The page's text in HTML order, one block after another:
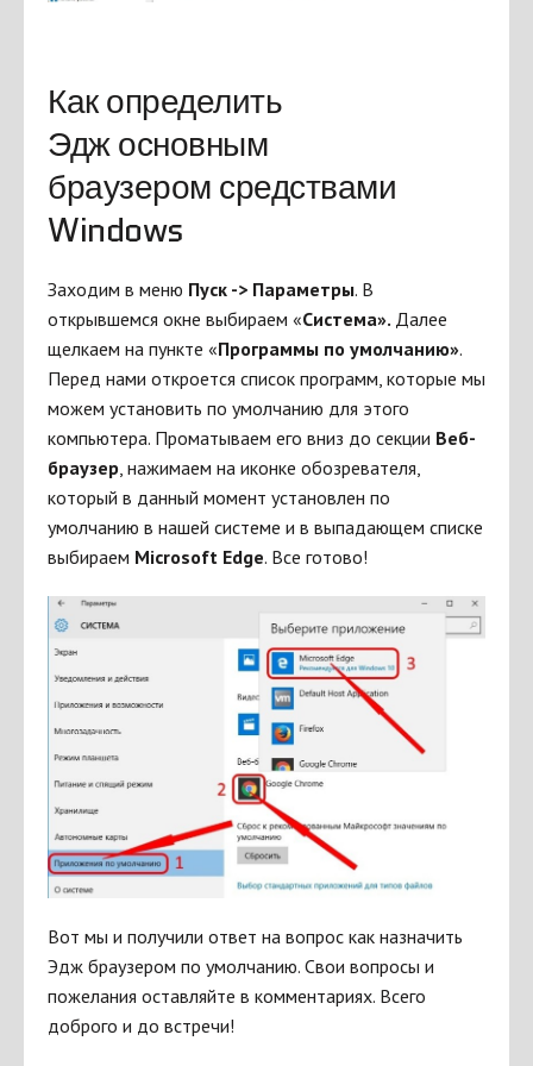
Как определить
Эдж основным
браузером средствами
Windows
Заходим в меню Пуск -> Параметры. В
открывшемся окне выбираем «Система». Далее
щелкаем на пункте «Программы по умолчанию».
Перед нами откроется список программ, которые мы
можем установить по умолчанию для этого
компьютера. Проматываем его вниз до секции Веб-
браузер, нажимаем на иконке обозревателя,
который в данный момент установлен по
умолчанию в нашей системе и в выпадающем списке
выбираем Microsoft Edge. Все готово!
Вот мы и получили ответ на вопрос как назначить
Эдж браузером по умолчанию. Свои вопросы и
пожелания оставляйте в комментариях. Всего
доброго и до встречи!